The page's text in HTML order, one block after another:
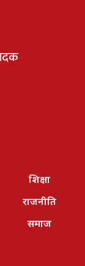
शिक्षा
राजनीति
समाज